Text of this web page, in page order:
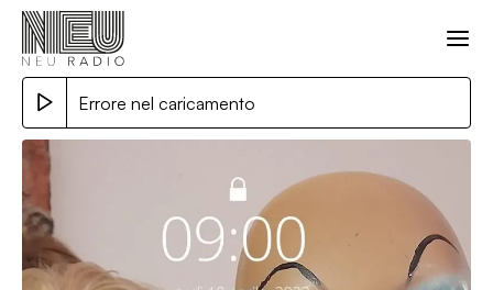
Errore nel caricamento